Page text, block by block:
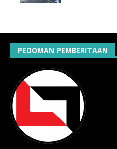
PEDOMAN PEMBERITAAN